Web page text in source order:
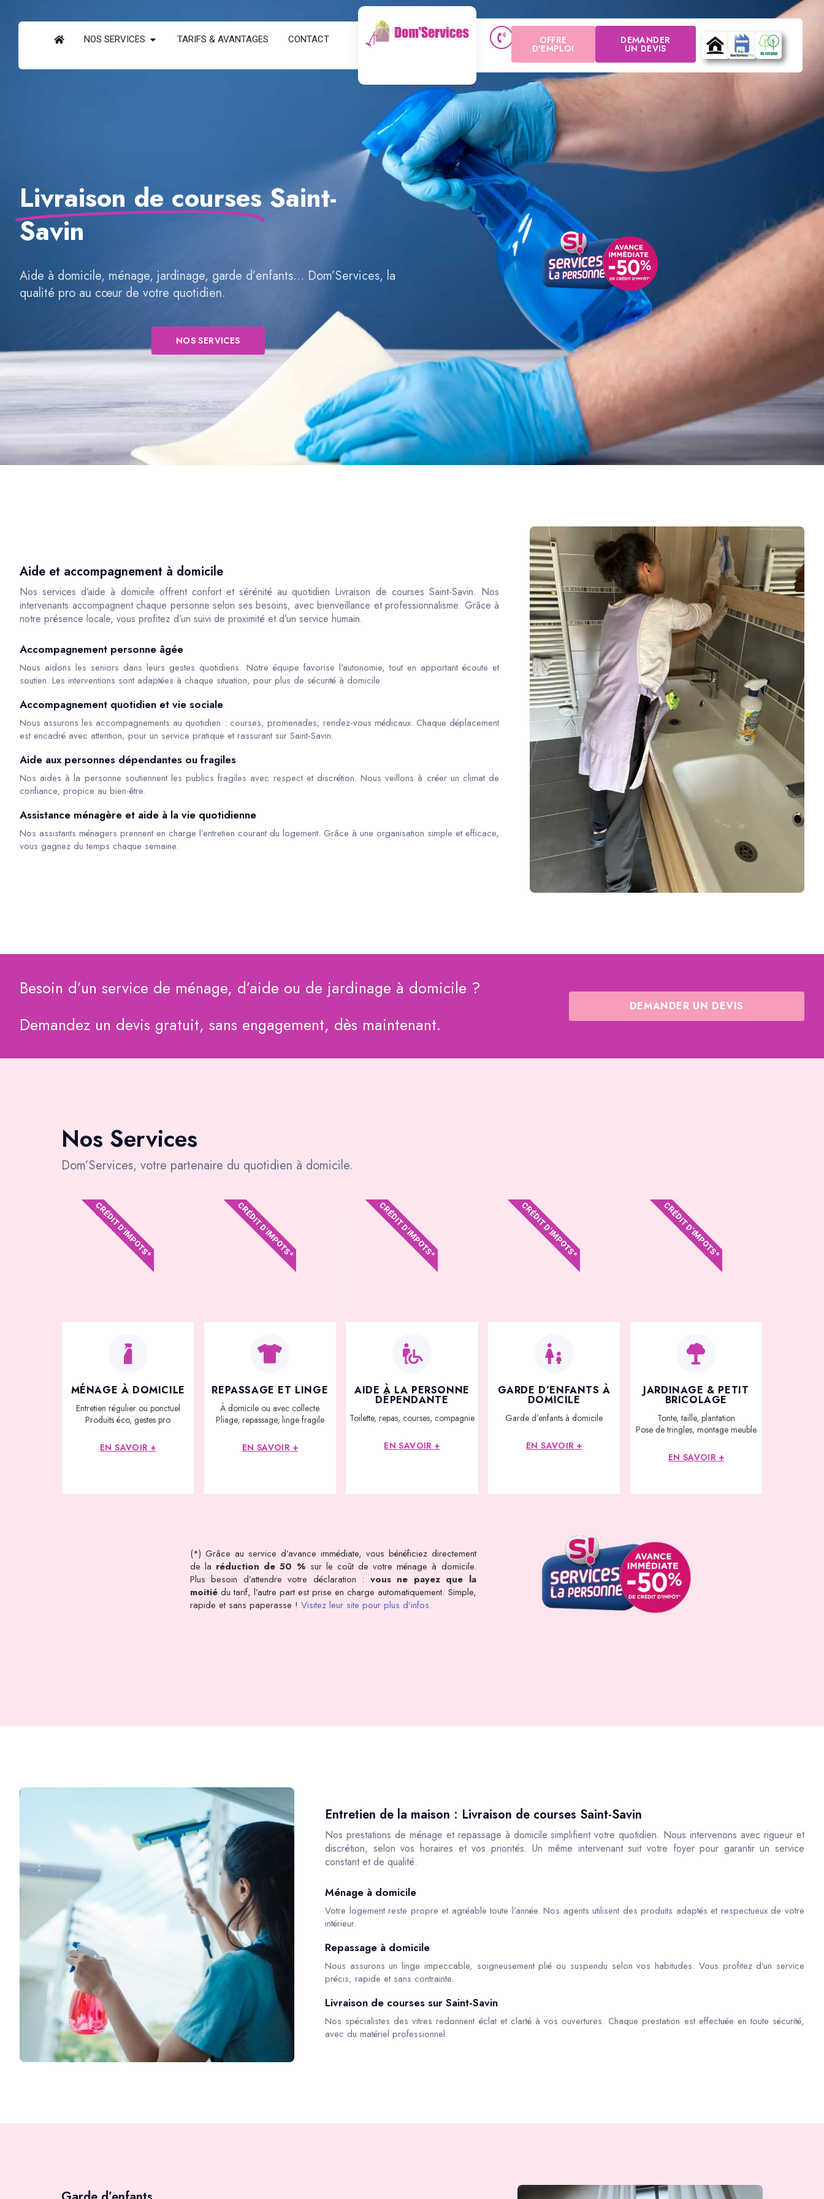
NOS SERVICES TARIFS & AVANTAGES CONTACT OFFRE
D'EMPLOI
DEMANDER
UN DEVIS
Livraison de courses Saint-
Savin
Aide à domicile, ménage, jardinage, garde d’enfants… Dom’Services, la
qualité pro au cœur de votre quotidien.
NOS SERVICES
Aide et accompagnement à domicile
Nos services d’aide à domicile offrent confort et sérénité au quotidien Livraison de courses Saint-Savin. Nos
intervenants accompagnent chaque personne selon ses besoins, avec bienveillance et professionnalisme. Grâce à
notre présence locale, vous profitez d’un suivi de proximité et d’un service humain.
Accompagnement personne âgée
Nous aidons les seniors dans leurs gestes quotidiens. Notre équipe favorise l’autonomie, tout en apportant écoute et
soutien. Les interventions sont adaptées à chaque situation, pour plus de sécurité à domicile.
Accompagnement quotidien et vie sociale
Nous assurons les accompagnements au quotidien : courses, promenades, rendez-vous médicaux. Chaque déplacement
est encadré avec attention, pour un service pratique et rassurant sur Saint-Savin.
Aide aux personnes dépendantes ou fragiles
Nos aides à la personne soutiennent les publics fragiles avec respect et discrétion. Nous veillons à créer un climat de
confiance, propice au bien-être.
Assistance ménagère et aide à la vie quotidienne
Nos assistants ménagers prennent en charge l’entretien courant du logement. Grâce à une organisation simple et efficace,
vous gagnez du temps chaque semaine.
Besoin d’un service de ménage, d’aide ou de jardinage à domicile ?
Demandez un devis gratuit, sans engagement, dès maintenant.
DEMANDER UN DEVIS
Nos Services
Dom’Services, votre partenaire du quotidien à domicile.
MÉNAGE À DOMICILE
Entretien régulier ou ponctuel
Produits éco, gestes pro
EN SAVOIR +
CRÉDIT D'IMPOTS*
REPASSAGE ET LINGE
À domicile ou avec collecte
Pliage, repassage, linge fragile
EN SAVOIR +
CRÉDIT D'IMPOTS*
AIDE À LA PERSONNE
DÉPENDANTE
Toilette, repas, courses, compagnie
EN SAVOIR +
CRÉDIT D'IMPOTS*
GARDE D’ENFANTS À
DOMICILE
Garde d’enfants à domicile
EN SAVOIR +
CRÉDIT D'IMPOTS*
JARDINAGE & PETIT
BRICOLAGE
Tonte, taille, plantation
Pose de tringles, montage meuble
EN SAVOIR +
CRÉDIT D'IMPOTS*
(*) Grâce au service d’avance immédiate, vous bénéficiez directement
de la réduction de 50 % sur le coût de votre ménage à domicile.
Plus besoin d’attendre votre déclaration : vous ne payez que la
moitié du tarif, l’autre part est prise en charge automatiquement. Simple,
rapide et sans paperasse ! Visitez leur site pour plus d’infos.
Entretien de la maison : Livraison de courses Saint-Savin
Nos prestations de ménage et repassage à domicile simplifient votre quotidien. Nous intervenons avec rigueur et
discrétion, selon vos horaires et vos priorités. Un même intervenant suit votre foyer pour garantir un service
constant et de qualité.
Ménage à domicile
Votre logement reste propre et agréable toute l’année. Nos agents utilisent des produits adaptés et respectueux de votre
intérieur.
Repassage à domicile
Nous assurons un linge impeccable, soigneusement plié ou suspendu selon vos habitudes. Vous profitez d’un service
précis, rapide et sans contrainte.
Livraison de courses sur Saint-Savin
Nos spécialistes des vitres redonnent éclat et clarté à vos ouvertures. Chaque prestation est effectuée en toute sécurité,
avec du matériel professionnel.